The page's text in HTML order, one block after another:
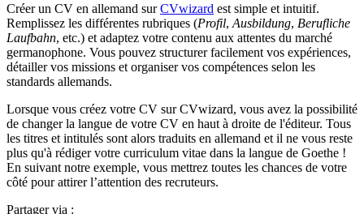
Créer un CV en allemand surCVwizard est simple et intuitif.
Remplissez les différentes rubriques (Profil, Ausbildung, Berufliche
Laufbahn, etc.) et adaptez votre contenu aux attentes du marché
germanophone. Vous pouvez structurer facilement vos expériences,
détailler vos missions et organiser vos compétences selon les
standards allemands.
Lorsque vous créez votre CV sur CVwizard, vous avez la possibilité
de changer la langue de votre CV en haut à droite de l'éditeur. Tous
les titres et intitulés sont alors traduits en allemand et il ne vous reste
plus qu'à rédiger votre curriculum vitae dans la langue de Goethe !
En suivant notre exemple, vous mettrez toutes les chances de votre
côté pour attirer l’attention des recruteurs.
Partager via :